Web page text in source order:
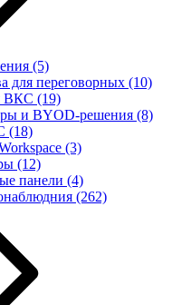
(5)
для переговорных (10)
ВКС (19)
и BYOD-решения (8)
(18)
(3)
(12)
панели (4)
(262)